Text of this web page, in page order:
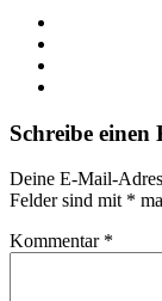
Schreibe
Deine E-Mail-
Felder sind mit *
Kommentar *